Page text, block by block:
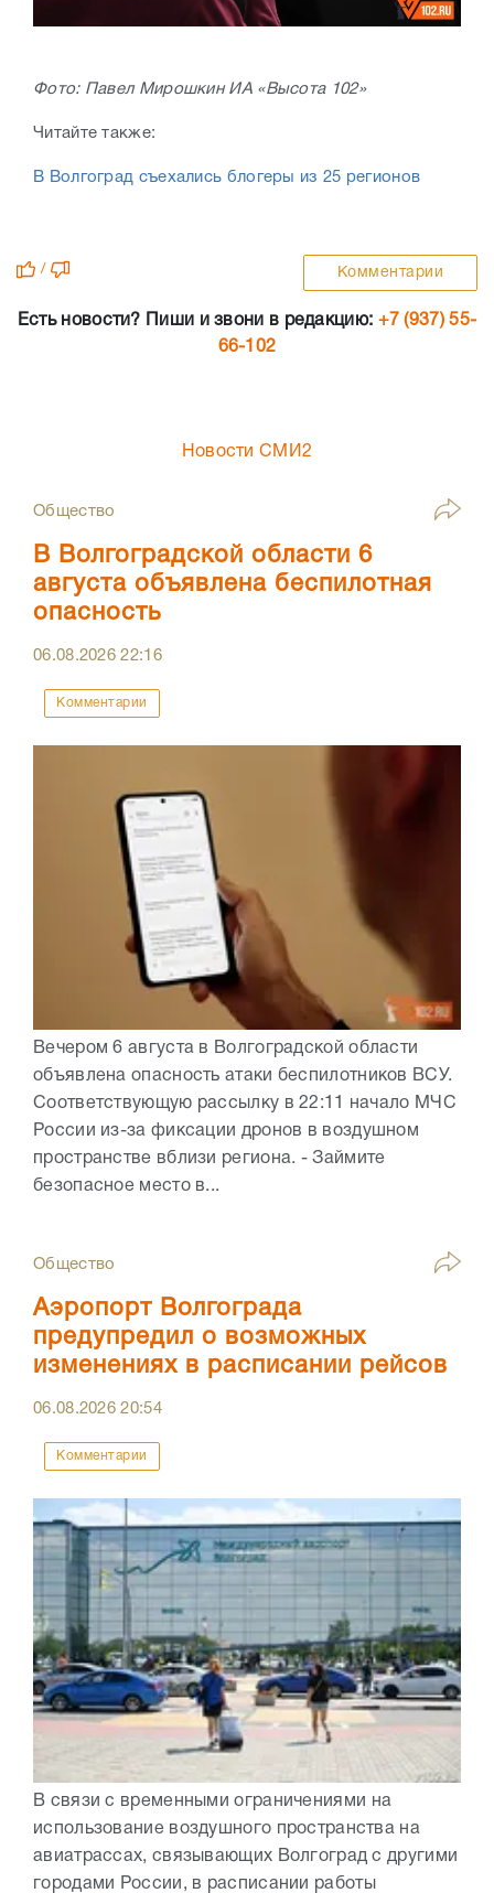
Фото: Павел Мирошкин ИА «Высота 102»
Читайте также:
В Волгоград съехались блогеры из 25 регионов
/ Комментарии
Есть новости? Пиши и звони в редакцию: +7 (937) 55-
66-102
Новости СМИ2
Общество
В Волгоградской области 6
августа объявлена беспилотная
опасность
06.08.202622:16
Комментарии
Вечером 6 августа в Волгоградской области
объявлена опасность атаки беспилотников ВСУ.
Соответствующую рассылку в 22:11 начало МЧС
России из-за фиксации дронов в воздушном
пространстве вблизи региона. - Займите
безопасное место в...
Общество
Аэропорт Волгограда
предупредил о возможных
изменениях в расписании рейсов
06.08.202620:54
Комментарии
В связи с временными ограничениями на
использование воздушного пространства на
авиатрассах, связывающих Волгоград с другими
городами России, в расписании работы